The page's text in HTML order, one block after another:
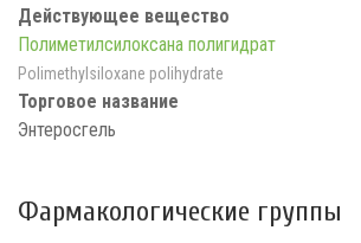
Действующее вещество
Полиметилсилоксана полигидрат
Polimethylsiloxane polihydrate
Торговое название
Энтеросгель
Фармакологические группы